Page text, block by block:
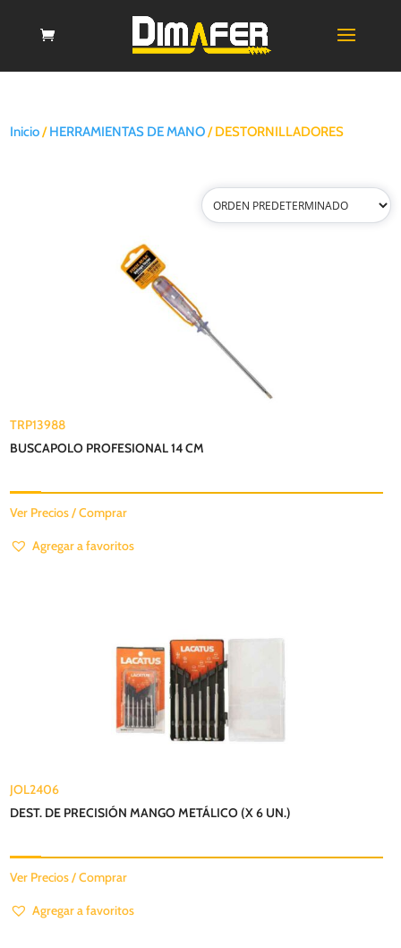
Inicio/HERRAMIENTAS DE MANO/ DESTORNILLADORES
TRP13988
BUSCAPOLO PROFESIONAL 14 CM
Ver Precios / Comprar
Agregar a favoritos
JOL2406
DEST. DE PRECISIÓN MANGO METÁLICO (X 6 UN.)
Ver Precios / Comprar
Agregar a favoritos